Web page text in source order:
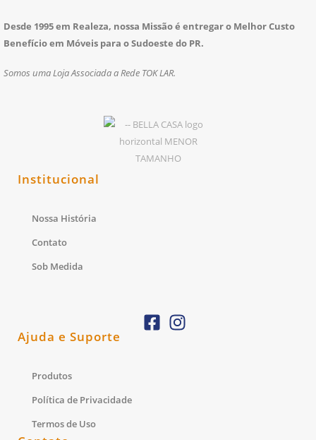
Desde 1995 em Realeza, nossa Missão é entregar o Melhor Custo
Benefício em Móveis para o Sudoeste do PR.
Somos uma Loja Associada a Rede TOK LAR.
Institucional
Nossa História
Contato
Sob Medida
Ajuda e Suporte
Produtos
Política de Privacidade
Termos de Uso